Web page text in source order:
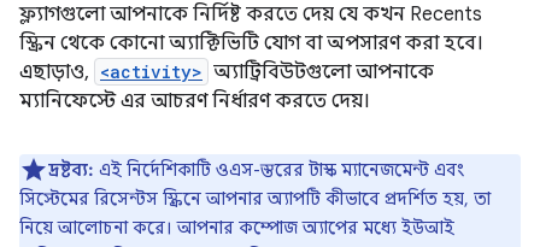
ফ্ল্যাগগুলো আপনাকে নির্দিষ্ট করতে দেয় যে কখন Recents
স্ক্রিন থেকে কোনো অ্যাক্টিভিটি যোগ বা অপসারণ করা হবে।
এছাড়াও, <activity> অ্যাট্রিবিউটগুলো আপনাকে
ম্যানিফেস্টে এর আচরণ নির্ধারণ করতে দেয়।
দ্রষ্টব্য: এই নির্দেশিকাটি ওএস-স্তরের টাস্ক ম্যানেজমেন্ট এবং
সিস্টেমের রিসেন্টস স্ক্রিনে আপনার অ্যাপটি কীভাবে প্রদর্শিত হয়, তা
নিয়ে আলোচনা করে। আপনার কম্পোজ অ্যাপের মধ্যে ইউআই